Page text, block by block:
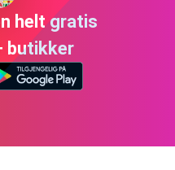
helt gratis
butikker